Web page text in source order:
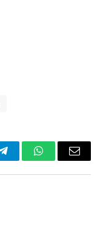
TelegramWhatsAppEmail